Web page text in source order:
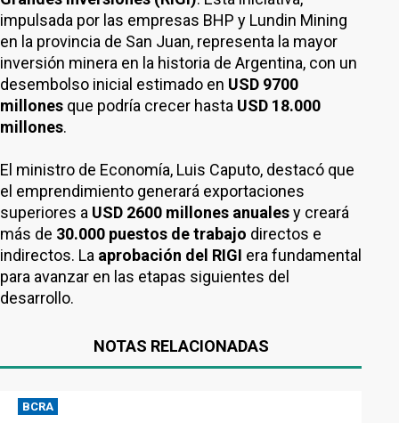
impulsada por las empresas BHP y Lundin Mining
en la provincia de San Juan, representa la mayor
inversión minera en la historia de Argentina, con un
desembolso inicial estimado en USD 9700
millones que podría crecer hasta USD 18.000
millones.
El ministro de Economía, Luis Caputo, destacó que
el emprendimiento generará exportaciones
superiores a USD 2600 millones anualesy creará
más de 30.000 puestos de trabajo directos e
indirectos. La aprobación del RIGI era fundamental
para avanzar en las etapas siguientes del
desarrollo.
NOTAS RELACIONADAS
BCRA